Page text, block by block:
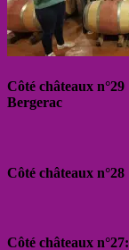
Côté châteaux
Bergerac
Côté châteaux
Côté châteaux